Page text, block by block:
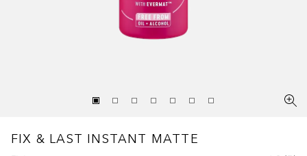
FIX & LAST INSTANT MATTE